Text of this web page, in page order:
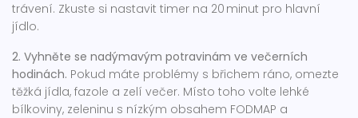
trávení. Zkuste si nastavit timer na 20 minut pro hlavní
jídlo.
2. Vyhněte se nadýmavým potravinám ve večerních
hodinách. Pokud máte problémy s břichem ráno, omezte
těžká jídla, fazole a zelí večer. Místo toho volte lehké
bílkoviny, zeleninu s nízkým obsahem FODMAP a